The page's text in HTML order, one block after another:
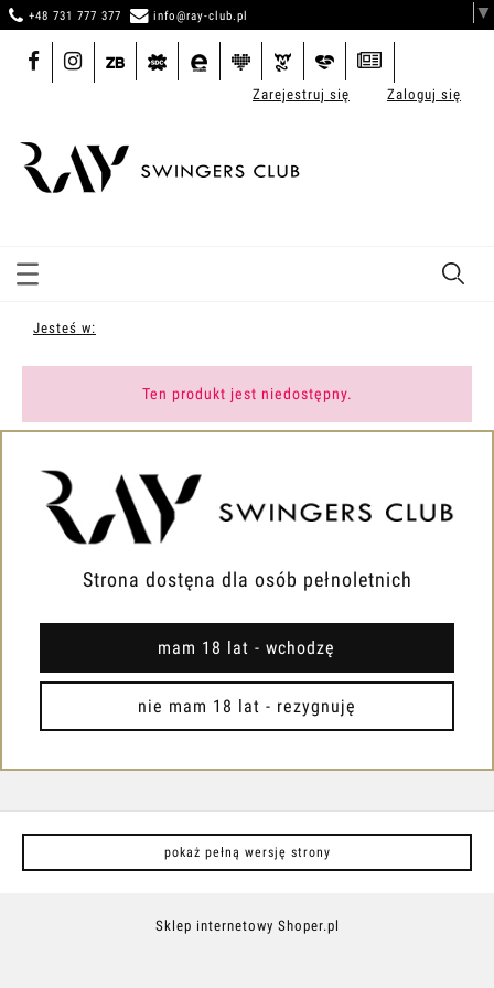
Strona dostęna dla osób pełnoletnich
mam 18 lat - wchodzę
nie mam 18 lat - rezygnuję
+48 731 777 377 info@ray-club.pl ▼
Zarejestruj się Zaloguj się
Jesteś w:
Ten produkt jest niedostępny.
POMOC
MOJE KONTO
PŁATNOŚCI I DOSTAWA
INFORMACJE
pokaż pełną wersję strony
Sklep internetowy Shoper.pl